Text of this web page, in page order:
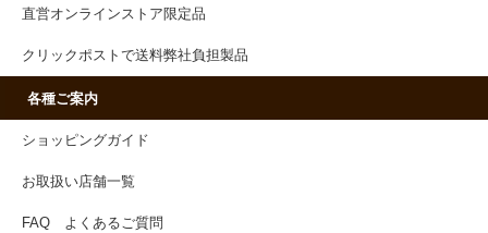
直営オンラインストア限定品
クリックポストで送料弊社負担製品
各種ご案内
ショッピングガイド
お取扱い店舗一覧
FAQ よくあるご質問